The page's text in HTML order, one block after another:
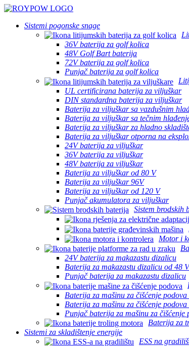
Sistemi pogonske snage
36V baterija za golf kolica
48V Golf Bart baterija
72V baterija za golf kolica
Punjač baterija za golf kolica
UL certificirana baterija za viljuškar
DIN standardna baterija za viljuškar
Baterija za viljuškar sa vazdušnim
Baterija za viljuškar sa tečnim
Baterija za viljuškar za hladno
Baterija za viljuškar otporna na
24V baterija za viljuškar
36V baterija za viljuškar
48V baterija za viljuškar
Baterija za viljuškar od 80 V
Baterija za viljuškar 96V
Baterija za viljuškar od 120 V
Punjač akumulatora za viljuškar
Sistem brodskih
Motor i
24V baterija za makazastu dizalicu
Baterija za makazastu dizalicu od 48 V
Punjač baterija za makazastu dizalicu
Baterija za mašinu za čišćenje
Baterija za mašinu za čišćenje
Punjač baterija za mašinu za čišćenje
Baterija za
Sistemi za skladištenje energije
ESS na